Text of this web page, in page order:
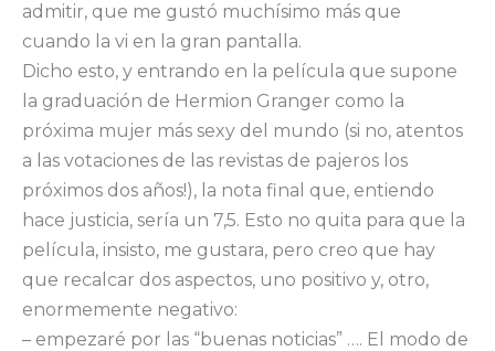
admitir, que me gustó muchísimo más que
cuando la vi en la gran pantalla.
Dicho esto, y entrando en la película que supone
la graduación de Hermion Granger como la
próxima mujer más sexy del mundo (si no, atentos
a las votaciones de las revistas de pajeros los
próximos dos años!), la nota final que, entiendo
hace justicia, sería un 7,5. Esto no quita para que la
película, insisto, me gustara, pero creo que hay
que recalcar dos aspectos, uno positivo y, otro,
enormemente negativo:
– empezaré por las “buenas noticias” …. El modo de